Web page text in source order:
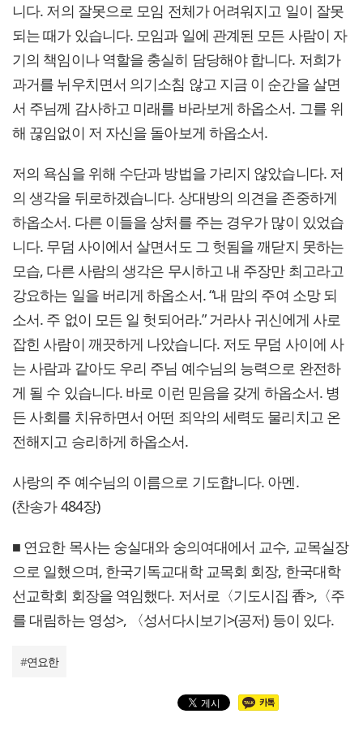
니다. 저의 잘못으로 모임 전체가 어려워지고 일이 잘못
되는 때가 있습니다. 모임과 일에 관계된 모든 사람이 자
기의 책임이나 역할을 충실히 담당해야 합니다. 저희가
과거를 뉘우치면서 의기소침 않고 지금 이 순간을 살면
서 주님께 감사하고 미래를 바라보게 하옵소서. 그를 위
해 끊임없이 저 자신을 돌아보게 하옵소서.
저의 욕심을 위해 수단과 방법을 가리지 않았습니다. 저
의 생각을 뒤로하겠습니다. 상대방의 의견을 존중하게
하옵소서. 다른 이들을 상처를 주는 경우가 많이 있었습
니다. 무덤 사이에서 살면서도 그 헛됨을 깨닫지 못하는
모습, 다른 사람의 생각은 무시하고 내 주장만 최고라고
강요하는 일을 버리게 하옵소서. “내 맘의 주여 소망 되
소서. 주 없이 모든 일 헛되어라.” 거라사 귀신에게 사로
잡힌 사람이 깨끗하게 나았습니다. 저도 무덤 사이에 사
는 사람과 같아도 우리 주님 예수님의 능력으로 완전하
게 될 수 있습니다. 바로 이런 믿음을 갖게 하옵소서. 병
든 사회를 치유하면서 어떤 죄악의 세력도 물리치고 온
전해지고 승리하게 하옵소서.
사랑의 주 예수님의 이름으로 기도합니다. 아멘.
(찬송가 484장)
■ 연요한 목사는 숭실대와 숭의여대에서 교수, 교목실장
으로 일했으며, 한국기독교대학 교목회 회장, 한국대학
선교학회 회장을 역임했다. 저서로〈기도시집 香>,〈주
를 대림하는 영성>, 〈성서다시보기>(공저) 등이 있다.
#연요한